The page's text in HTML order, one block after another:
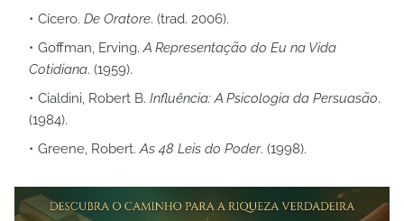
Cícero. De Oratore. (trad. 2006).
Goffman, Erving.A Representação do Eu na Vida
Cotidiana. (1959).
Cialdini, Robert B. Influência: A Psicologia da Persuasão.
(1984).
Greene, Robert.As 48 Leis do Poder. (1998).